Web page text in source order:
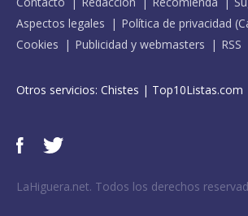
Aspectos legales
Política de privacidad (
Cookies
Publicidad y webmasters RSS
Otros servicios: Chistes | Top10Listas.com
LaHiguera.net. Todos los derechos